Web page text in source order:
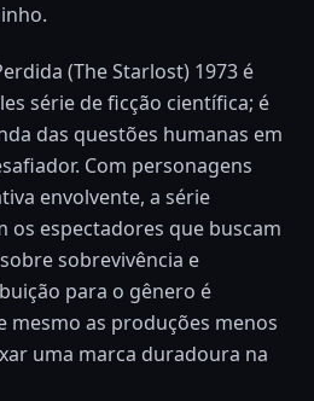
(The Starlost) 1973 é
série de ficção científica; é
das questões humanas em
Com personagens
envolvente, a série
os espectadores que buscam
sobrevivência e
para o gênero é
mesmo as produções menos
uma marca duradoura na